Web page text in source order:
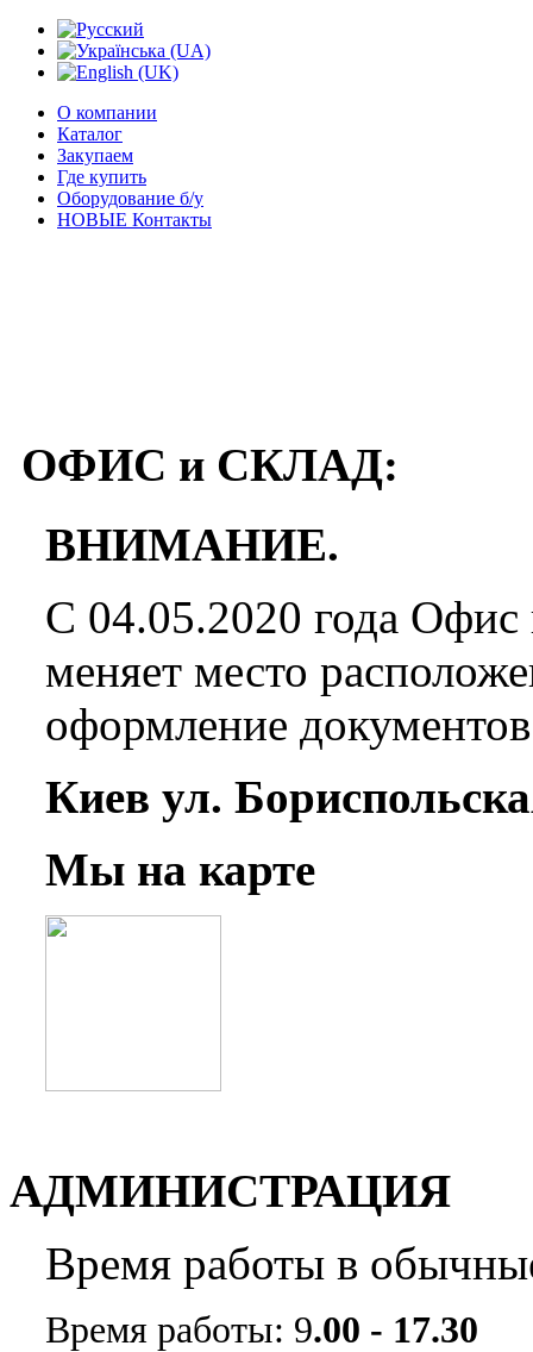
О компании
Каталог
Закупаем
Где купить
Оборудование б/у
НОВЫЕ Контакты
ОФИС и СКЛАД:
ВНИМАНИЕ.
С 04.05.2020 года
меняет место
оформление
Киев ул.
Мы на карте
АДМИНИСТРАЦИЯ
Время работы в
Время работы: 9.00 - 17.30